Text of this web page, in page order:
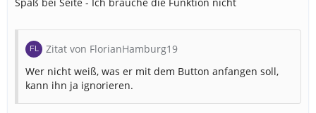
Zitat von FlorianHamburg19
Wer nicht weiß, was er mit dem Button anfangen soll,
kann ihn ja ignorieren.